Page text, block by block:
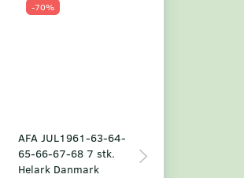
-70%
AFA JUL1961-63-64-
65-66-67-68 7 stk.
Helark Danmark